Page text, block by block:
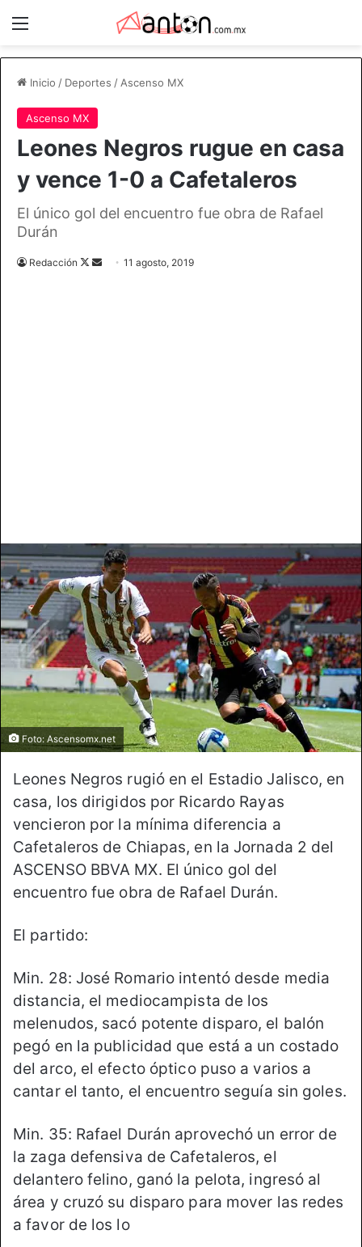
Menú
Inicio / Deportes / Ascenso MX
Ascenso MX
Leones Negros rugue en casa
y vence 1-0 a Cafetaleros
El único gol del encuentro fue obra de Rafael
Durán
Redacción
Follow
Send11 agosto, 2019
Foto: Ascensomx.net
Leones Negros rugió en el Estadio Jalisco, en
casa, los dirigidos por Ricardo Rayas
vencieron por la mínima diferencia a
Cafetaleros de Chiapas, en la Jornada 2 del
ASCENSO BBVA MX. El único gol del
encuentro fue obra de Rafael Durán.
El partido:
Min. 28: José Romario intentó desde media
distancia, el mediocampista de los
melenudos, sacó potente disparo, el balón
pegó en la publicidad que está a un costado
del arco, el efecto óptico puso a varios a
cantar el tanto, el encuentro seguía sin goles.
Min. 35: Rafael Durán aprovechó un error de
la zaga defensiva de Cafetaleros, el
delantero felino, ganó la pelota, ingresó al
área y cruzó su disparo para mover las redes
a favor de los lo